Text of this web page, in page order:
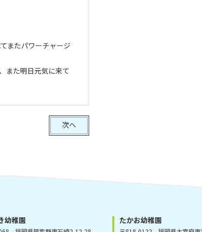
またパワーチャージ
また明日元気に来て
次へ
幼稚園 たかお幼稚園